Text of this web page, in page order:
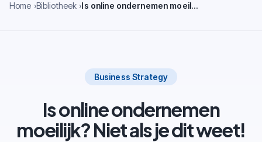
Home Bibliotheek Is online ondernemen moeilijk? Niet als je dit weet!
Business Strategy
Is online ondernemen
moeilijk? Niet als je dit weet!